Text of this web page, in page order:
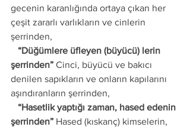
gecenin karanlığında ortaya çıkan her
çeşit zararlı varlıkların ve cinlerin
şerrinden,
şerrinden” Cinci, büyücü ve bakıcı
denilen sapıkların ve onların kapılarını
aşındıranların şerrinden,
şerrinden” Hased (kıskanç) kimselerin,